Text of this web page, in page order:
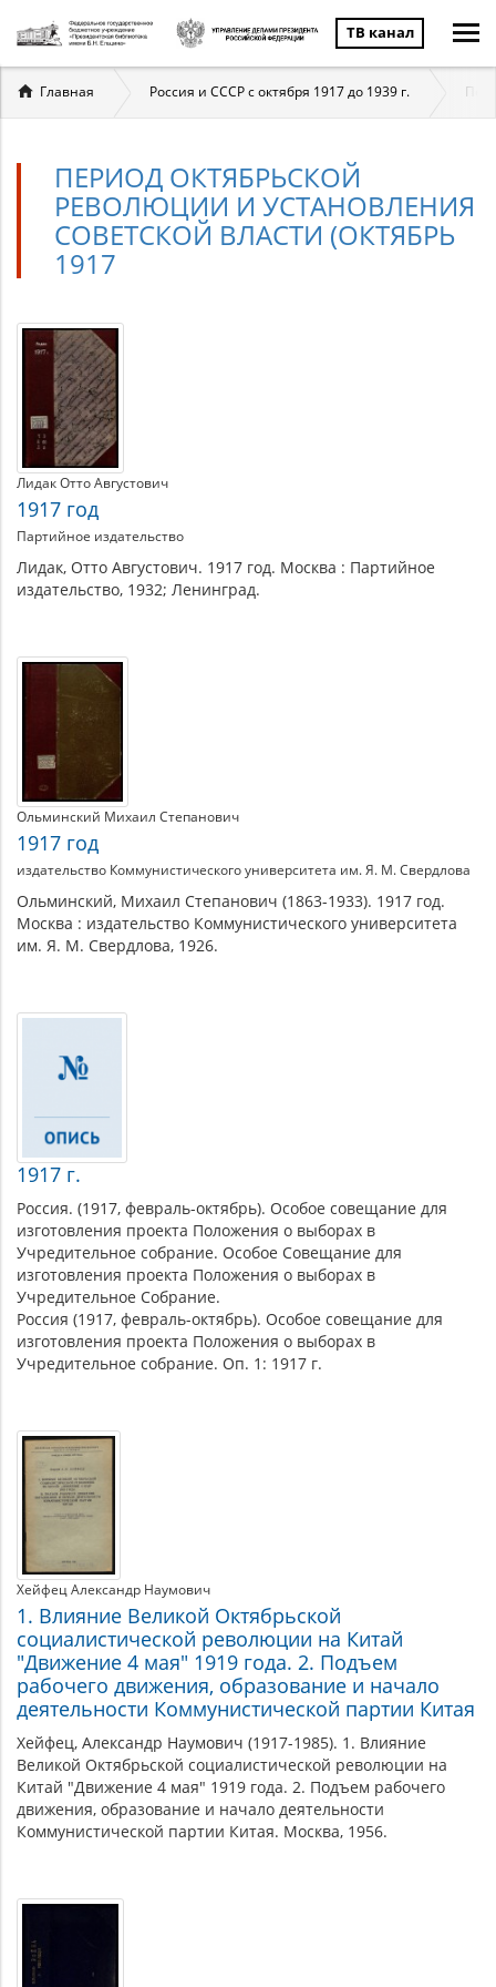
ТВ канал
Вы
здесь
Главная Россия и СССР с октября 1917 до 1939 г.
ПЕРИОД ОКТЯБРЬСКОЙ
РЕВОЛЮЦИИ И УСТАНОВЛЕНИЯ
СОВЕТСКОЙ ВЛАСТИ (ОКТЯБРЬ
1917
Период
Октябрьской
революции
и
установления
советской
власти
(октябрь
1917
Материалы
по
теме
Лидак Отто Августович
1917 год
Партийное издательство
Лидак, Отто Августович. 1917 год. Москва : Партийное
издательство, 1932; Ленинград.
Ольминский Михаил Степанович
1917 год
издательство Коммунистического университета им. Я. М. Свердлова
Ольминский, Михаил Степанович (1863-1933). 1917 год.
Москва : издательство Коммунистического университета
им. Я. М. Свердлова, 1926.
1917 г.
Россия. (1917, февраль-октябрь). Особое совещание для
изготовления проекта Положения о выборах в
Учредительное собрание. Особое Совещание для
изготовления проекта Положения о выборах в
Учредительное Собрание.
Россия (1917, февраль-октябрь). Особое совещание для
изготовления проекта Положения о выборах в
Учредительное собрание. Оп. 1: 1917 г.
Хейфец Александр Наумович
1. Влияние Великой Октябрьской
социалистической революции на Китай
"Движение 4 мая" 1919 года. 2. Подъем
рабочего движения, образование и начало
деятельности Коммунистической партии Китая
Хейфец, Александр Наумович (1917-1985). 1. Влияние
Великой Октябрьской социалистической революции на
Китай "Движение 4 мая" 1919 года. 2. Подъем рабочего
движения, образование и начало деятельности
Коммунистической партии Китая. Москва, 1956.